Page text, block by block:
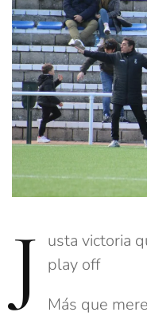
J usta victoria
play off
Más que